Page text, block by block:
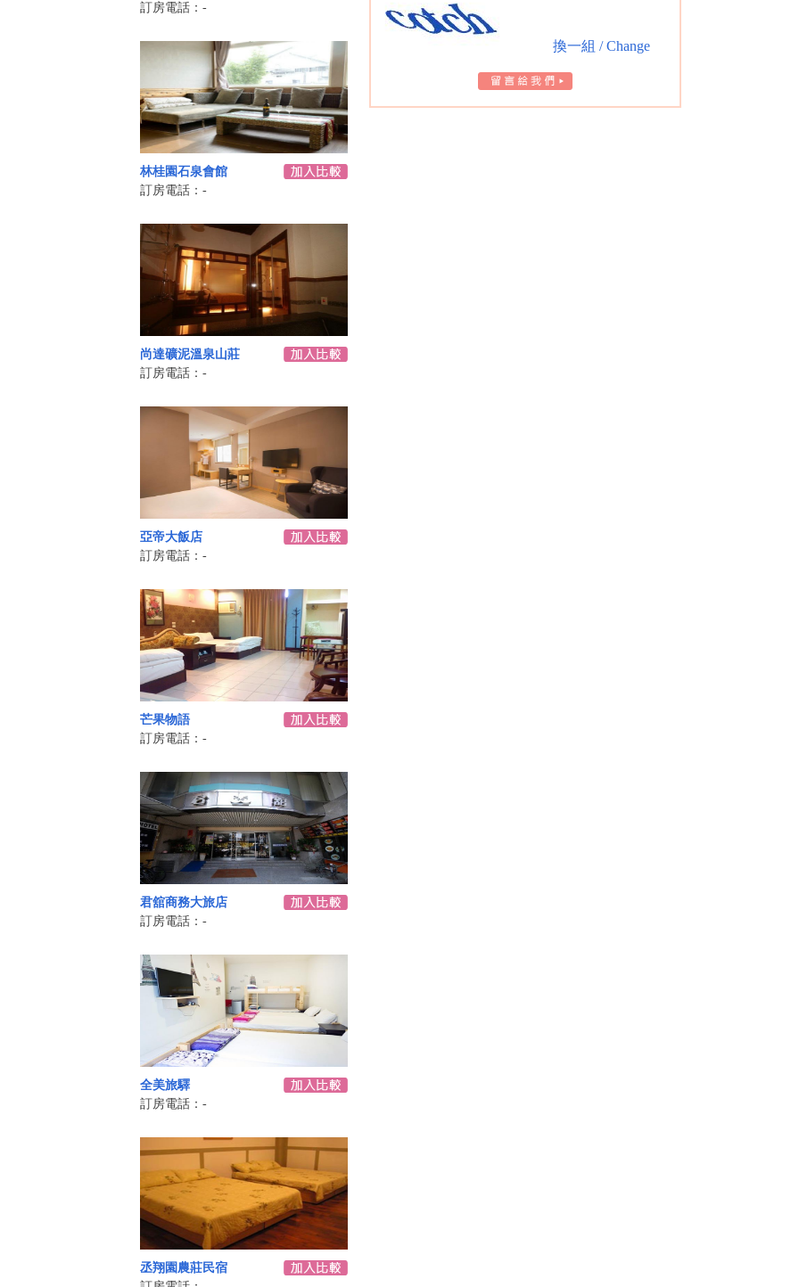
訂房電話：-
林桂園石泉會館
訂房電話：-
尚達礦泥溫泉山莊
訂房電話：-
亞帝大飯店
訂房電話：-
芒果物語
訂房電話：-
君舘商務大旅店
訂房電話：-
全美旅驛
訂房電話：-
丞翔園農莊民宿
換一組 / Change